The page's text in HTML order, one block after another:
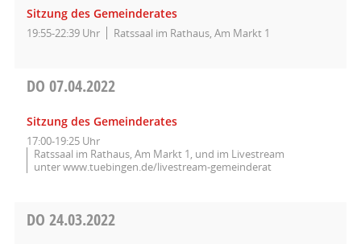
Sitzung des Gemeinderates
19:55-22:39 Uhr Ratssaal im Rathaus, Am Markt 1
DO 07.04.2022
Sitzung des Gemeinderates
17:00-19:25 Uhr
Ratssaal im Rathaus, Am Markt 1, und im Livestream
unter www.tuebingen.de/livestream-gemeinderat
DO 24.03.2022